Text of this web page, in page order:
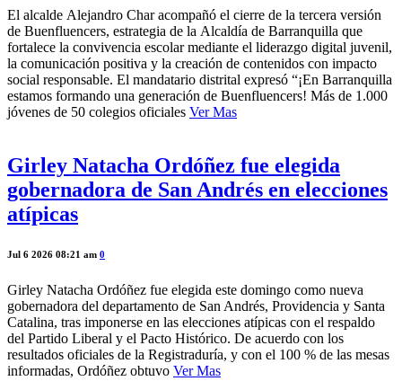
El alcalde Alejandro Char acompañó el cierre de la tercera versión
de Buenfluencers, estrategia de la Alcaldía de Barranquilla que
fortalece la convivencia escolar mediante el liderazgo digital juvenil,
la comunicación positiva y la creación de contenidos con impacto
social responsable. El mandatario distrital expresó “¡En Barranquilla
estamos formando una generación de Buenfluencers! Más de 1.000
jóvenes de 50 colegios oficiales Ver Mas
Girley Natacha Ordóñez fue elegida
gobernadora de San Andrés en elecciones
atípicas
Jul 6 2026 08:21 am 0
Girley Natacha Ordóñez fue elegida este domingo como nueva
gobernadora del departamento de San Andrés, Providencia y Santa
Catalina, tras imponerse en las elecciones atípicas con el respaldo
del Partido Liberal y el Pacto Histórico. De acuerdo con los
resultados oficiales de la Registraduría, y con el 100 % de las mesas
informadas, Ordóñez obtuvo Ver Mas